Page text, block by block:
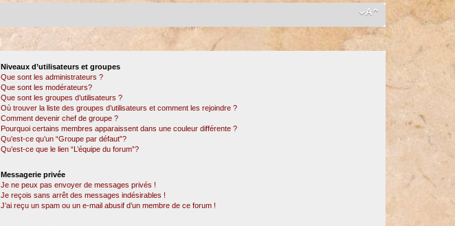
Niveaux d’utilisateurs et groupes
Que sont les administrateurs ?
Que sont les modérateurs?
Que sont les groupes d’utilisateurs ?
Où trouver la liste des groupes d’utilisateurs et comment les rejoindre ?
Comment devenir chef de groupe ?
Pourquoi certains membres apparaissent dans une couleur différente ?
Qu’est-ce qu’un “Groupe par défaut”?
Qu’est-ce que le lien “L’équipe du forum”?
Messagerie privée
Je ne peux pas envoyer de messages privés !
Je reçois sans arrêt des messages indésirables !
J’ai reçu un spam ou un e-mail abusif d’un membre de ce forum !